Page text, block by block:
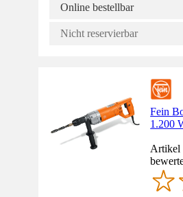
Online bestellbar
Nicht reservierbar
Fein
1.200
Artikel